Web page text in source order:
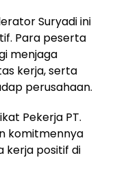
Suryadi ini
Para peserta
menjaga
kerja, serta
perusahaan.
Pekerja PT.
komitmennya
kerja positif di